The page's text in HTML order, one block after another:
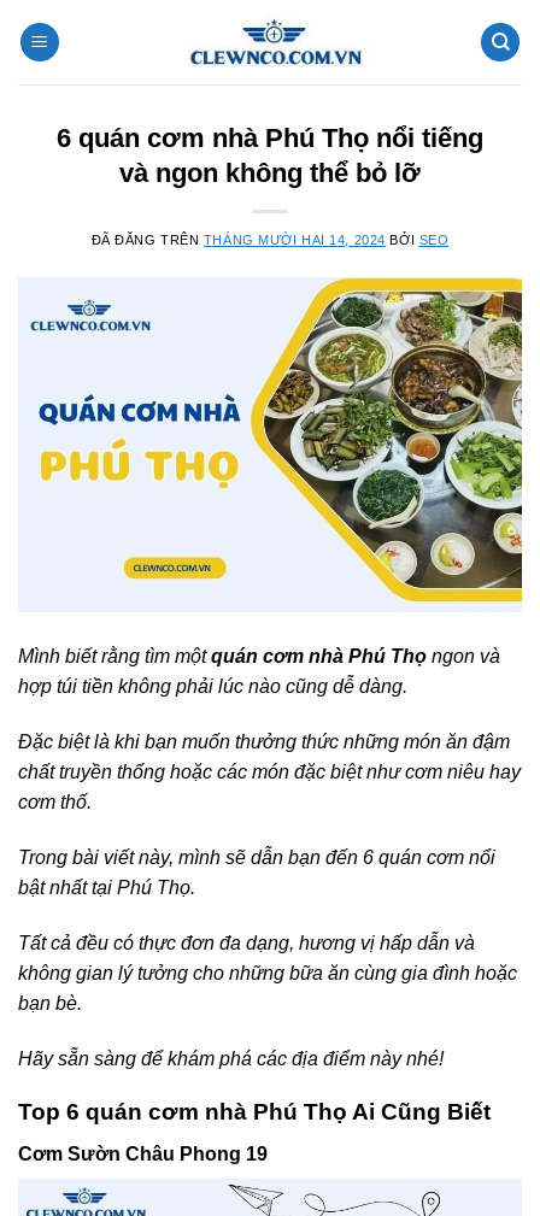
đến
6 quán cơm nhà Phú Thọ nổi tiếng
và ngon không thể bỏ lỡ
ĐÃ ĐĂNG TRÊN THÁNG MƯỜI HAI 14, 2024 BỞI SEO
Mình biết rằng tìm mộtquán cơm nhà Phú Thọ ngon và
hợp túi tiền không phải lúc nào cũng dễ dàng.
Đặc biệt là khi bạn muốn thưởng thức những món ăn đậm
chất truyền thống hoặc các món đặc biệt như cơm niêu hay
cơm thố.
Trong bài viết này, mình sẽ dẫn bạn đến 6 quán cơm nổi
bật nhất tại Phú Thọ.
Tất cả đều có thực đơn đa dạng, hương vị hấp dẫn và
không gian lý tưởng cho những bữa ăn cùng gia đình hoặc
bạn bè.
Hãy sẵn sàng để khám phá các địa điểm này nhé!
Top 6 quán cơm nhà Phú Thọ Ai Cũng Biết
Cơm Sườn Châu Phong 19